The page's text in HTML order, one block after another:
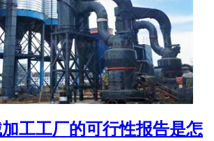
工工厂的可行性报告是怎